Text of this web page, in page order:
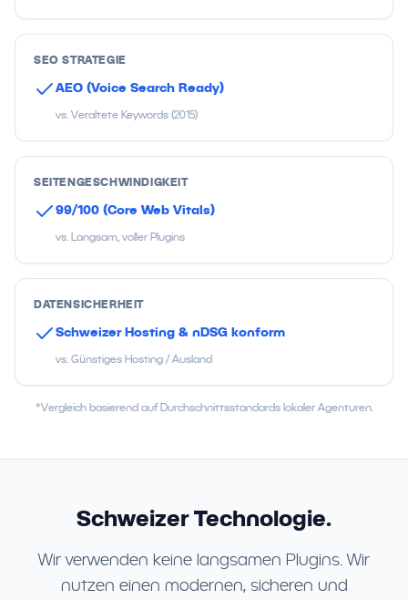
SEO STRATEGIE
AEO (Voice Search Ready)
vs. Veraltete Keywords (2015)
SEITENGESCHWINDIGKEIT
99/100 (Core Web Vitals)
vs. Langsam, voller Plugins
DATENSICHERHEIT
Schweizer Hosting & nDSG konform
vs. Günstiges Hosting / Ausland
*Vergleich basierend auf Durchschnittsstandards lokaler Agenturen.
Schweizer Technologie.
Wir verwenden keine langsamen Plugins. Wir
nutzen einen modernen, sicheren und